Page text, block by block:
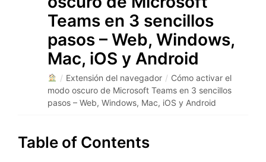
Teams en 3 sencillos
pasos – Web, Windows,
Mac, iOS y Android
/ Extensión del navegador / Cómo activar el
modo oscuro de Microsoft Teams en 3 sencillos
pasos – Web, Windows, Mac, iOS y Android
Table of Contents